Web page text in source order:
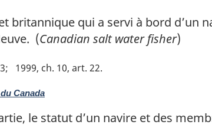
britannique qui a servi à bord d’un
(Canadian salt water fisher)
1999, ch. 10, art. 22
Canada
le statut d’un navire et des